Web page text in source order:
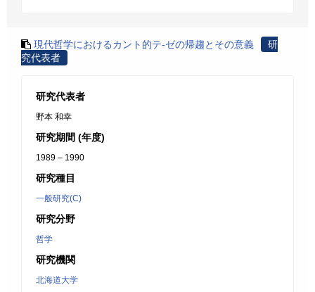
現代哲学におけるカント的テ-ゼの帰趨とその意義
研
究代表者
研究代表者
野本 和幸
研究期間 (年度)
1989 – 1990
研究種目
一般研究(C)
研究分野
哲学
研究機関
北海道大学